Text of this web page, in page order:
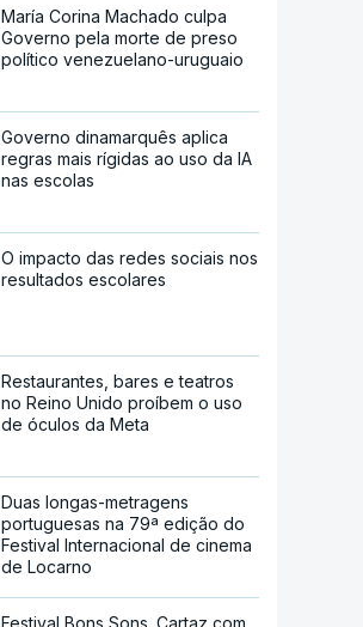
María Corina Machado culpa
Governo pela morte de preso
político venezuelano-uruguaio
Governo dinamarquês aplica
regras mais rígidas ao uso da IA
nas escolas
O impacto das redes sociais nos
resultados escolares
Restaurantes, bares e teatros
no Reino Unido proíbem o uso
de óculos da Meta
Duas longas-metragens
portuguesas na 79ª edição do
Festival Internacional de cinema
de Locarno
Festival Bons Sons. Cartaz com